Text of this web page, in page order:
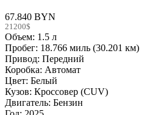
67.840 BYN
21200$
Объем: 1.5 л
Пробег: 18.766 миль (30.201 км)
Привод: Передний
Коробка: Автомат
Цвет: Белый
Кузов: Кроссовер (CUV)
Двигатель: Бензин